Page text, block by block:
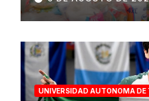
de veda
UNIVERSIDAD AUTONOMA